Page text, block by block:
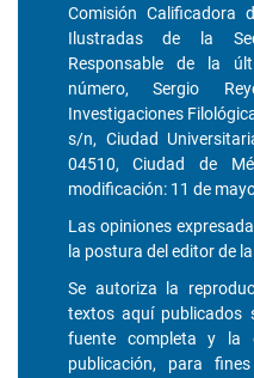
Comisión Calificadora
Ilustradas de la
Responsable de la
número, Sergio
Investigaciones
s/n, Ciudad
04510, Ciudad de
modificación: 11 de
Las opiniones
la postura del editor de
Se autoriza la
textos aquí publicados
fuente completa y la
publicación, para